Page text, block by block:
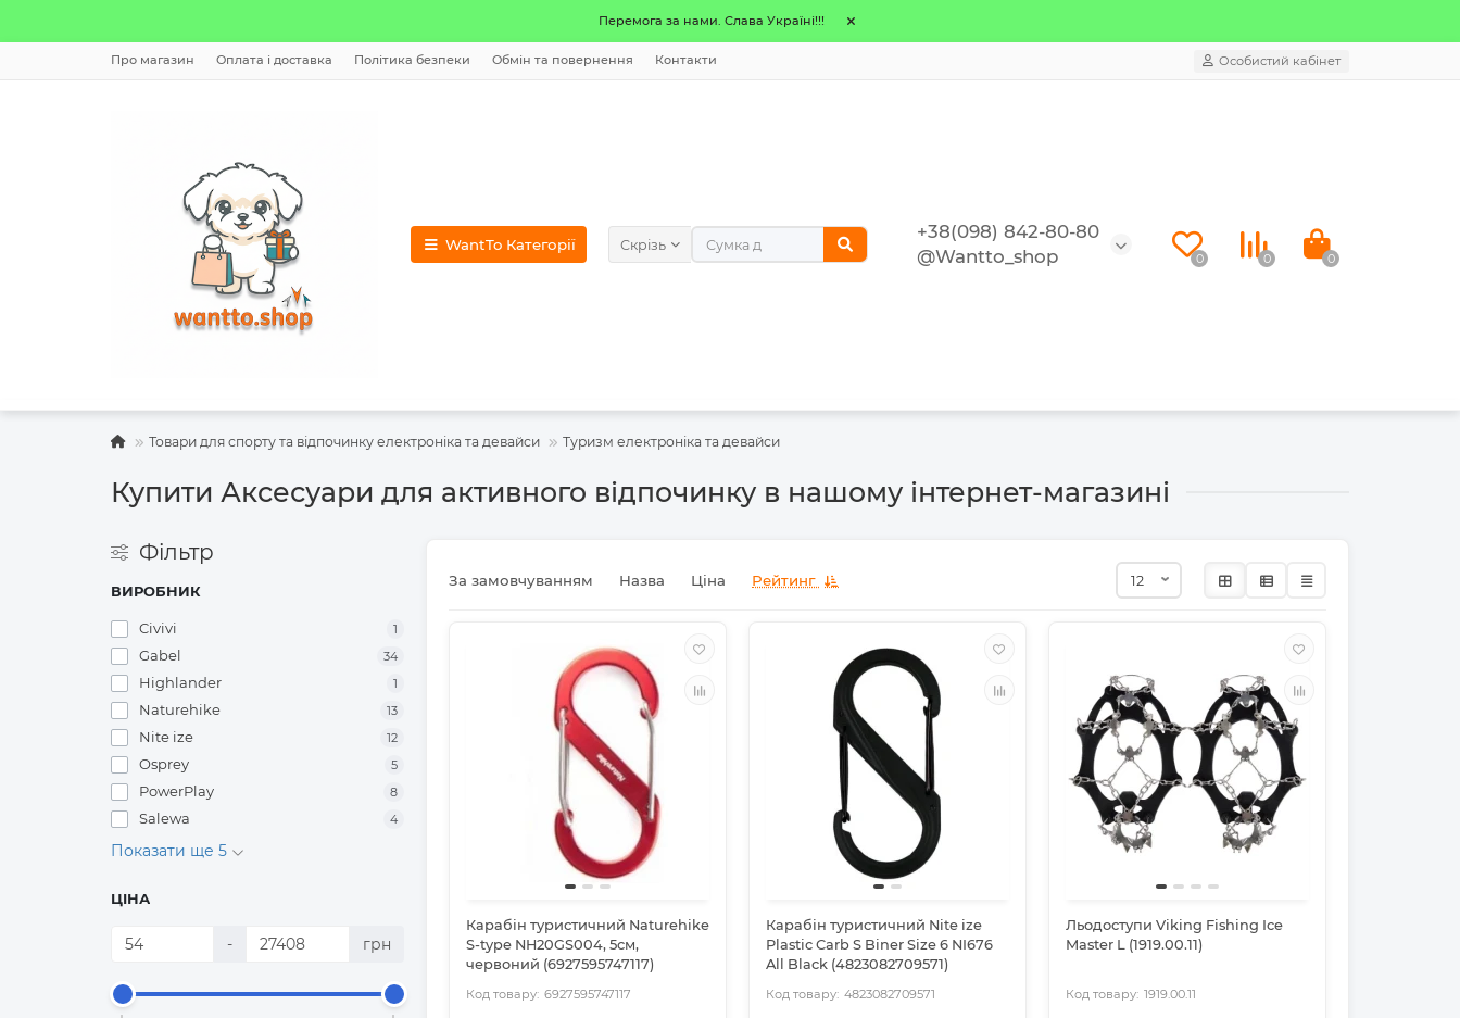
Перемога за нами. Слава Україні!!!
Про магазин Оплата і доставка Політика безпеки Обмін та повернення Контакти Особистий кабінет
WantTo Категорії Скрізь
+38(098) 842-80-80
@Wantto_shop
0 0 0
Товари для спорту та відпочинку електроніка та девайси Туризм електроніка та девайси
Купити Аксесуари для активного відпочинку в нашому інтернет-магазині
Фільтр
ВИРОБНИК
Civivi 1
Gabel 34
Highlander 1
Naturehike 13
Nite ize 12
Osprey 5
PowerPlay 8
Salewa 4
Показати ще 5
ЦІНА
- грн
За замовчуванням Назва Ціна Рейтинг
Карабін туристичний Naturehike
S-type NH20GS004, 5см,
червоний (6927595747117)
6927595747117
Карабін туристичний Nite ize
Plastic Carb S Biner Size 6 NI676
All Black (4823082709571)
4823082709571
Льодоступи Viking Fishing Ice
Master L (1919.00.11)
1919.00.11